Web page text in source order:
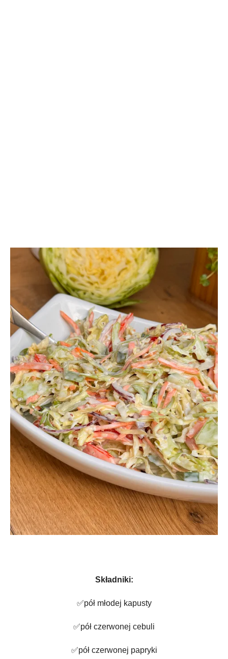
Składniki:
✅pół młodej kapusty
✅pół czerwonej cebuli
✅pół czerwonej papryki